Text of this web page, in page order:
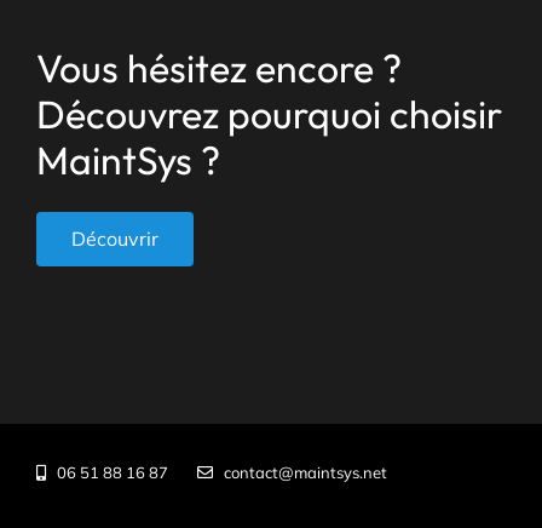
Vous hésitez encore ?
Découvrez pourquoi choisir
MaintSys ?
Découvrir
06 51 88 16 87 contact@maintsys.net